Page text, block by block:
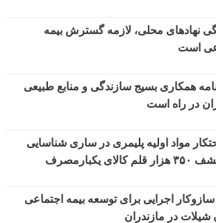
نهادهای محلی، لازمه گسترش بیمه
است
همکاری بسیج سازندگی و منابع طبیعی
در راه است
احتکار مواد اولیه پلیمری در ساری شناسایی
یکبارمصرف
سازوکار اجرایی برای توسعه بیمه اجتماعی
شیلات در مازندران